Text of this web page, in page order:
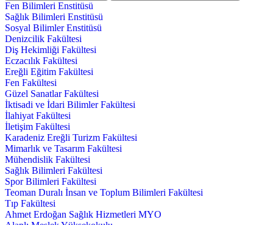
Fen Bilimleri Enstitüsü
Sağlık Bilimleri Enstitüsü
Sosyal Bilimler Enstitüsü
Denizcilik Fakültesi
Diş Hekimliği Fakültesi
Eczacılık Fakültesi
Ereğli Eğitim Fakültesi
Fen Fakültesi
Güzel Sanatlar Fakültesi
İktisadi ve İdari Bilimler Fakültesi
İlahiyat Fakültesi
İletişim Fakültesi
Karadeniz Ereğli Turizm Fakültesi
Mimarlık ve Tasarım Fakültesi
Mühendislik Fakültesi
Sağlık Bilimleri Fakültesi
Spor Bilimleri Fakültesi
Teoman Duralı İnsan ve Toplum Bilimleri Fakültesi
Tıp Fakültesi
Ahmet Erdoğan Sağlık Hizmetleri MYO